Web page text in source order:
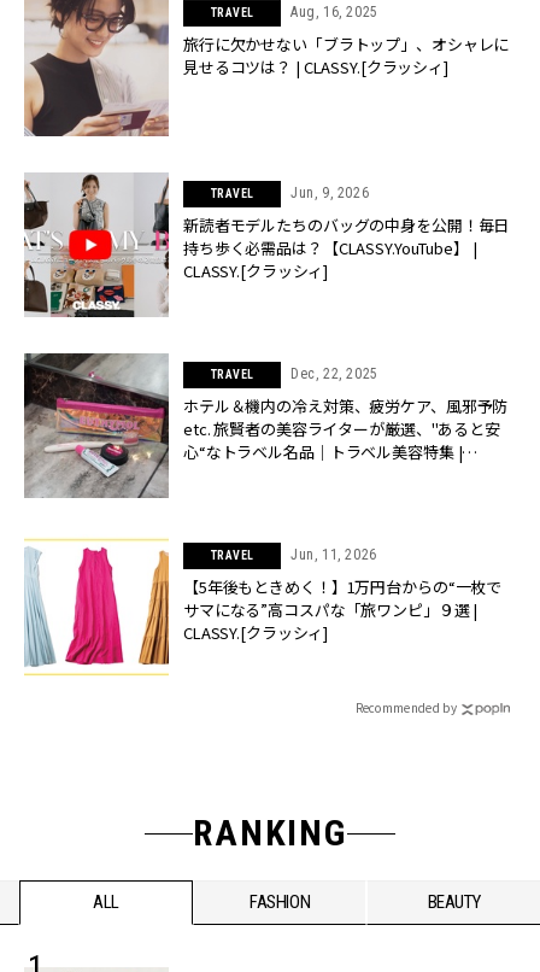
TRAVEL Aug, 16, 2025
旅行に欠かせない「ブラトップ」、オシャレに
見せるコツは？ | CLASSY.[クラッシィ]
TRAVEL Jun, 9, 2026
新読者モデルたちのバッグの中身を公開！毎日
持ち歩く必需品は？【CLASSY.YouTube】 |
CLASSY.[クラッシィ]
TRAVEL Dec, 22, 2025
ホテル＆機内の冷え対策、疲労ケア、風邪予防
etc. 旅賢者の美容ライターが厳選、"あると安
心“なトラベル名品｜トラベル美容特集 |
TRAVEL Jun, 11, 2026
【5年後もときめく！】1万円台からの“一枚で
サマになる”高コスパな「旅ワンピ」９選 |
CLASSY.[クラッシィ]
Recommended by
RANKING
ALL FASHION BEAUTY